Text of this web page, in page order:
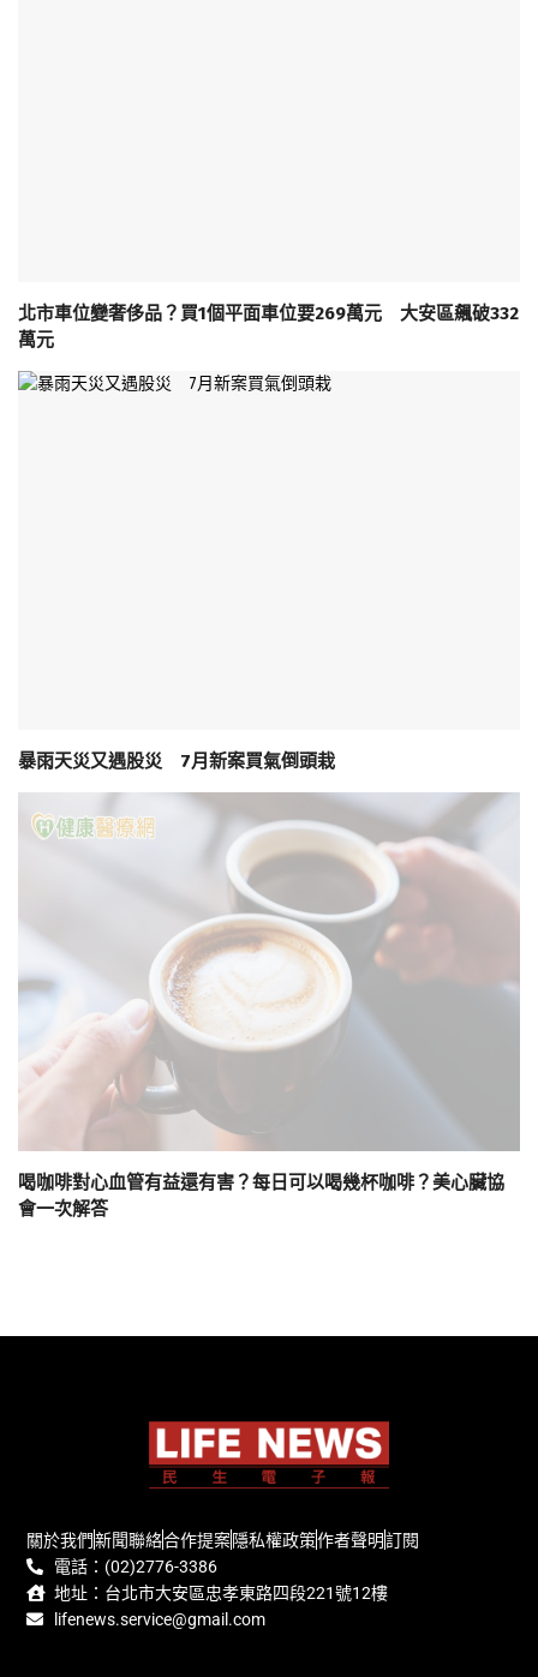
北市車位變奢侈品？買1個平面車位要269萬元 大安區飆破332
萬元
暴雨天災又遇股災 7月新案買氣倒頭栽
喝咖啡對心血管有益還有害？每日可以喝幾杯咖啡？美心臟協
會一次解答
關於我們新聞聯絡合作提案隱私權政策作者聲明訂閱
電話：(02)2776-3386
地址：台北市大安區忠孝東路四段221號12樓
lifenews.service@gmail.com